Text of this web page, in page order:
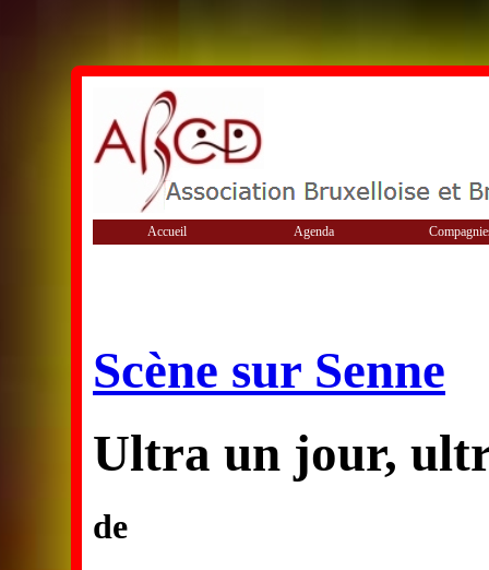
Accueil Agenda
Scène sur Senne
Ultra un jour,
de